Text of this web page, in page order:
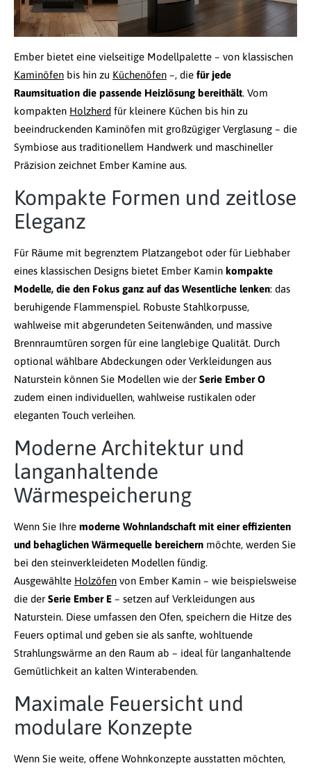
Ember bietet eine vielseitige Modellpalette – von klassischen
Kaminöfen bis hin zu Küchenöfen –, die für jede
Raumsituation die passende Heizlösung bereithält. Vom
kompakten Holzherd für kleinere Küchen bis hin zu
beeindruckenden Kaminöfen mit großzügiger Verglasung – die
Symbiose aus traditionellem Handwerk und maschineller
Präzision zeichnet Ember Kamine aus.
Kompakte Formen und zeitlose
Eleganz
Für Räume mit begrenztem Platzangebot oder für Liebhaber
eines klassischen Designs bietet Ember Kamin kompakte
Modelle, die den Fokus ganz auf das Wesentliche lenken: das
beruhigende Flammenspiel. Robuste Stahlkorpusse,
wahlweise mit abgerundeten Seitenwänden, und massive
Brennraumtüren sorgen für eine langlebige Qualität. Durch
optional wählbare Abdeckungen oder Verkleidungen aus
Naturstein können Sie Modellen wie der Serie Ember O
zudem einen individuellen, wahlweise rustikalen oder
eleganten Touch verleihen.
Moderne Architektur und
langanhaltende
Wärmespeicherung
Wenn Sie Ihre moderne Wohnlandschaft mit einer effizienten
und behaglichen Wärmequelle bereichern möchte, werden Sie
bei den steinverkleideten Modellen fündig.
Ausgewählte Holzöfen von Ember Kamin – wie beispielsweise
die der Serie Ember E – setzen auf Verkleidungen aus
Naturstein. Diese umfassen den Ofen, speichern die Hitze des
Feuers optimal und geben sie als sanfte, wohltuende
Strahlungswärme an den Raum ab – ideal für langanhaltende
Gemütlichkeit an kalten Winterabenden.
Maximale Feuersicht und
modulare Konzepte
Wenn Sie weite, offene Wohnkonzepte ausstatten möchten,